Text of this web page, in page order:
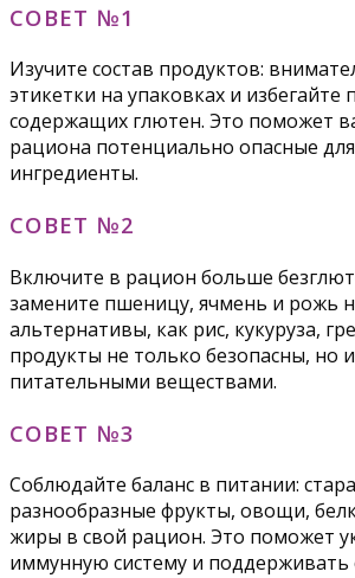
СОВЕТ №1
Изучите состав продуктов:
этикетки на упаковках и избегайте
содержащих глютен. Это поможет
рациона потенциально опасные
ингредиенты.
СОВЕТ №2
Включите в рацион больше
замените пшеницу, ячмень и рожь
альтернативы, как рис, кукуруза,
продукты не только безопасны, но
питательными веществами.
СОВЕТ №3
Соблюдайте баланс в питании:
разнообразные фрукты, овощи,
жиры в свой рацион. Это поможет
иммунную систему и